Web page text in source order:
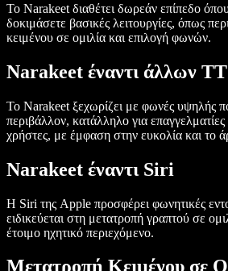
Το Narakeet διαθέτει δωρεάν επίπεδο
δοκιμάσετε βασικές λειτουργίες, όπως
κειμένου σε ομιλία και επιλογή φωνών.
Narakeet έναντι άλλων
Το Narakeet ξεχωρίζει με φωνές υψηλής
περιβάλλον, κατάλληλο για
χρήστες, με έμφαση στην ευκολία και το
Narakeet έναντι Siri
Η Siri της Apple προσφέρει φωνητικές
ειδικεύεται στη μετατροπή γραπτού σε
έτοιμο ηχητικό περιεχόμενο.
Μετατροπή Κειμένου σε